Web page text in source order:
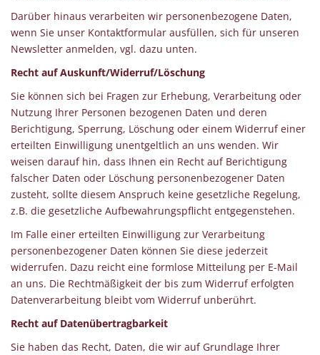
Darüber hinaus verarbeiten wir personenbezogene Daten,
wenn Sie unser Kontaktformular ausfüllen, sich für unseren
Newsletter anmelden, vgl. dazu unten.
Recht auf Auskunft/Widerruf/Löschung
Sie können sich bei Fragen zur Erhebung, Verarbeitung oder
Nutzung Ihrer Personen bezogenen Daten und deren
Berichtigung, Sperrung, Löschung oder einem Widerruf einer
erteilten Einwilligung unentgeltlich an uns wenden. Wir
weisen darauf hin, dass Ihnen ein Recht auf Berichtigung
falscher Daten oder Löschung personenbezogener Daten
zusteht, sollte diesem Anspruch keine gesetzliche Regelung,
z.B. die gesetzliche Aufbewahrungspflicht entgegenstehen.
Im Falle einer erteilten Einwilligung zur Verarbeitung
personenbezogener Daten können Sie diese jederzeit
widerrufen. Dazu reicht eine formlose Mitteilung per E-Mail
an uns. Die Rechtmäßigkeit der bis zum Widerruf erfolgten
Datenverarbeitung bleibt vom Widerruf unberührt.
Recht auf Datenübertragbarkeit
Sie haben das Recht, Daten, die wir auf Grundlage Ihrer